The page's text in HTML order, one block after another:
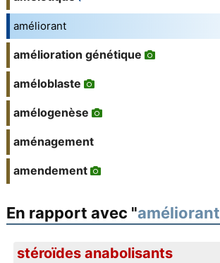
améliorant
amélioration génétique
améloblaste
amélogenèse
aménagement
amendement
En rapport avec "améliorant
stéroïdes anabolisants